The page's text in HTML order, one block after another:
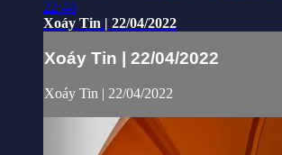
22:44
Xoáy Tin | 22/04/2022
Xoáy Tin | 22/04/2022
Xoáy Tin | 22/04/2022